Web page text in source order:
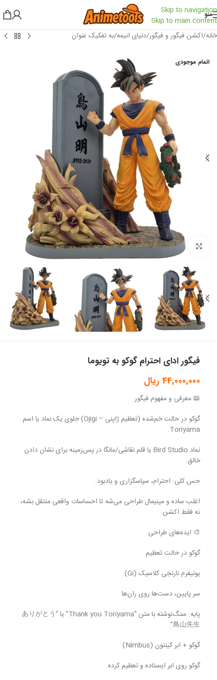
Skip to navigation
Skip to main content
منو
خانه/اکشن فیگور و فیگور/دنیای انیمه/به تفکیک عنوان
اتمام موجودی
بزرگنمایی تصویر
فیگور ادای احترام گوکو به تویوما
44,000,000 ریال
📖 معرفی و مفهوم فیگور
گوکو در حالت خم‌شده (تعظیم ژاپنی – Ojigi) جلوی یک نماد یا اسم
Toriyama.
نماد Bird Studio یا قلم نقاشی/مانگا در پس‌زمینه برای نشان دادن
خالق.
حس کلی: احترام، سپاسگزاری و یادبود.
اغلب ساده و مینیمال طراحی می‌شه تا احساسات واقعی منتقل بشه،
نه فقط اکشن.
🎨 ایده‌های طراحی
گوکو در حالت تعظیم
یونیفرم نارنجی کلاسیک (Gi)
سر پایین، دست‌ها روی ران‌ها
پایه: سنگ‌نوشته با متن “Thank you Toriyama” یا “ありがとう
鳥山先生”.
گوکو + ابر کینتون (Nimbus)
گوکو روی ابر ایستاده و تعظیم کرده.